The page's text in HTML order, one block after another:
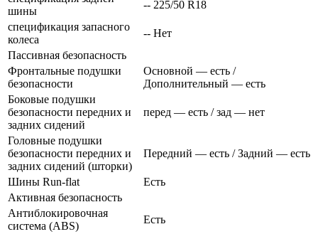
шины
-- 225/50 R18
спецификация запасного
колеса
-- Нет
Пассивная безопасность
Фронтальные подушки
безопасности
Основной — есть /
Дополнительный — есть
Боковые подушки
безопасности передних и
задних сидений
перед — есть / зад — нет
Головные подушки
безопасности передних и
задних сидений (шторки)
Передний — есть / Задний — есть
Шины Run-flat
Есть
Активная безопасность
Антиблокировочная
система (ABS)
Есть